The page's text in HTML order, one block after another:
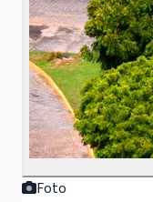
Foto